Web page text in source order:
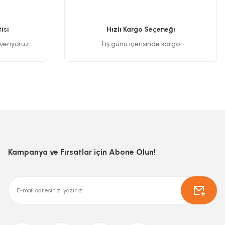
Hızlı Kargo Seçeneği
1 iş günü içerisinde kargo
Kampanya ve Fırsatlar için Abone Olun!